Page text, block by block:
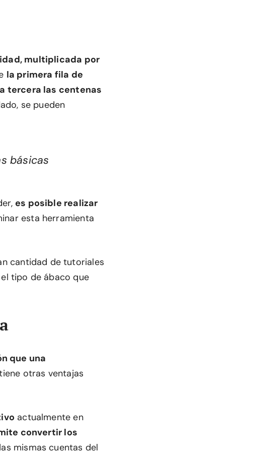
multiplicada por
la primera fila de
tercera las centenas
se pueden
básicas
es posible realizar
esta herramienta
cantidad de tutoriales
tipo de ábaco que
que una
otras ventajas
actualmente en
convertir los
mismas cuentas del